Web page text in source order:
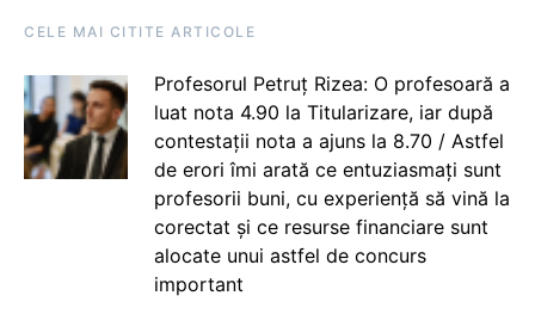
CELE MAI CITITE ARTICOLE
Profesorul Petruț Rizea: O profesoară a
luat nota 4.90 la Titularizare, iar după
contestații nota a ajuns la 8.70 / Astfel
de erori îmi arată ce entuziasmați sunt
profesorii buni, cu experiență să vină la
corectat și ce resurse financiare sunt
alocate unui astfel de concurs
important